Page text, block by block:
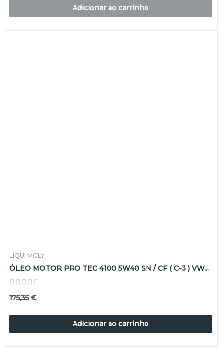
Adicionar ao carrinho
LIQUI MOLY
ÓLEO MOTOR PRO TEC 4100 5W40 SN / CF ( C-3 ) VW...
175,35 €
Adicionar ao carrinho